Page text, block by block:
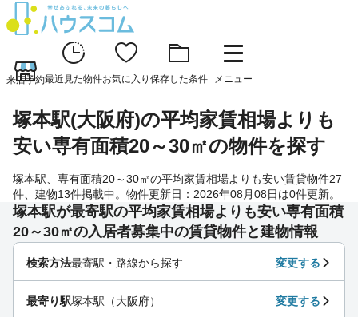
来店予約最近見た物件お気に入り 保存した条件 メニュー
塚本駅(大阪府)の平均家賃相場よりも
安い専有面積20～30㎡の物件を探す
塚本駅、専有面積20～30㎡の平均家賃相場よりも安い賃貸物件27
件、建物13件掲載中。物件更新日：2026年08月08日は0件更新。
塚本駅が最寄駅の平均家賃相場よりも安い専有面積
20～30㎡の入居者募集中の賃貸物件と建物情報
検索方法最寄駅・路線から探す 変更する
最寄り駅塚本駅（大阪府） 変更する